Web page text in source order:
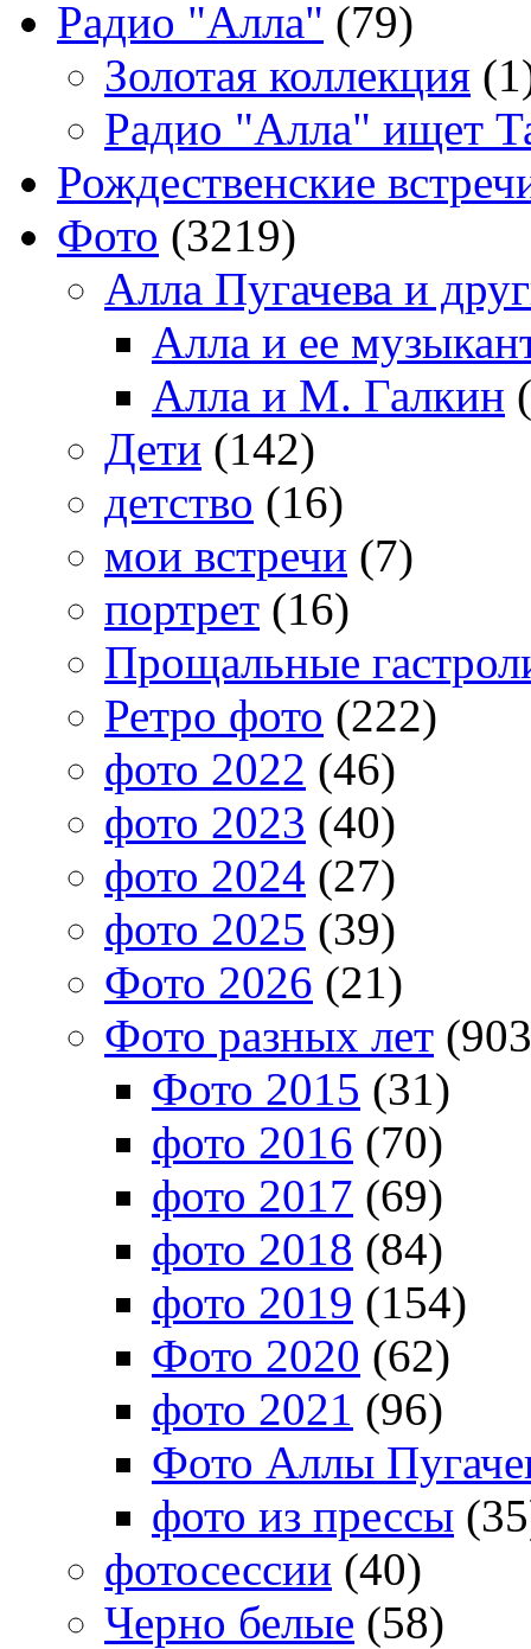
Радио "Алла" (79)
Золотая коллекция
Радио "Алла" ищет
Рождественские
Фото (3219)
Алла Пугачева и
Алла и ее
Алла и М. Галкин
Дети (142)
детство (16)
мои встречи (7)
портрет (16)
Прощальные
Ретро фото (222)
фото 2022 (46)
фото 2023 (40)
фото 2024 (27)
фото 2025 (39)
Фото 2026 (21)
Фото разных лет
Фото 2015 (31)
фото 2016 (70)
фото 2017 (69)
фото 2018 (84)
фото 2019 (154)
Фото 2020 (62)
фото 2021 (96)
Фото Аллы
фото из прессы
фотосессии (40)
Черно белые (58)